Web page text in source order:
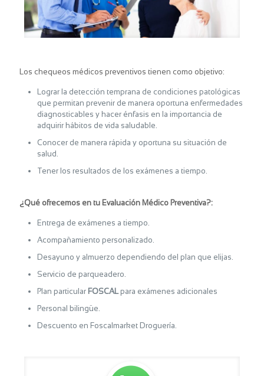
Los chequeos médicos preventivos tienen como objetivo:
Lograr la detección temprana de condiciones patológicas
que permitan prevenir de manera oportuna enfermedades
diagnosticables y hacer énfasis en la importancia de
adquirir hábitos de vida saludable.
Conocer de manera rápida y oportuna su situación de
salud.
Tener los resultados de los exámenes a tiempo.
¿Qué ofrecemos en tu Evaluación Médico Preventiva?:
Entrega de exámenes a tiempo.
Acompañamiento personalizado.
Desayuno y almuerzo dependiendo del plan que elijas.
Servicio de parqueadero.
Plan particular FOSCALpara exámenes adicionales
Personal bilingüe.
Descuento en Foscalmarket Droguería.